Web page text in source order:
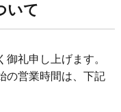
いて
礼申し上げます。
の営業時間は、下記